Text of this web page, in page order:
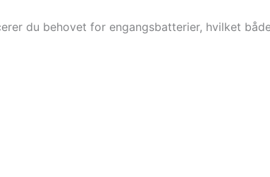
du behovet for engangsbatterier, hvilket